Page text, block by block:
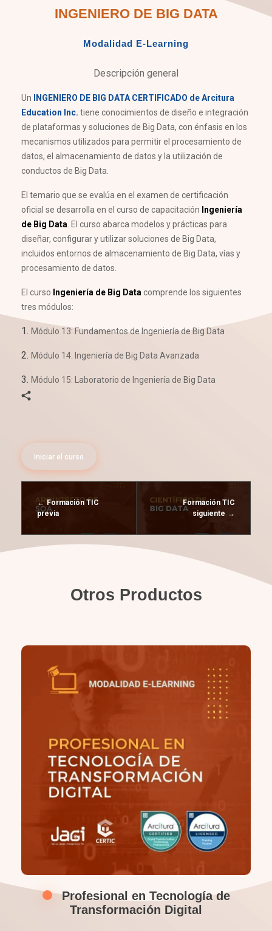
INGENIERO DE BIG DATA
Modalidad E-Learning
Descripción general
Un
INGENIERO DE BIG DATA CERTIFICADO de Arcitura
Education Inc. tiene conocimientos de diseño e integración
de plataformas y soluciones de Big Data, con énfasis en los
mecanismos utilizados para permitir el procesamiento de
datos, el almacenamiento de datos y la utilización de
conductos de Big Data.
El temario que se evalúa en el examen de certificación
oficial se desarrolla en el curso de capacitación Ingeniería
de Big Data . El curso abarca modelos y prácticas para
diseñar, configurar y utilizar soluciones de Big Data,
incluidos entornos de almacenamiento de Big Data, vías y
procesamiento de datos.
El curso Ingeniería de Big Data comprende los siguientes
tres módulos:
Módulo 13: Fundamentos de Ingeniería de Big Data
Módulo 14: Ingeniería de Big Data Avanzada
Módulo 15: Laboratorio de Ingeniería de Big Data
Iniciar el curso
Formación TIC
previa
Formación TIC
siguiente
Otros Productos
Profesional en Tecnología de
Transformación Digital